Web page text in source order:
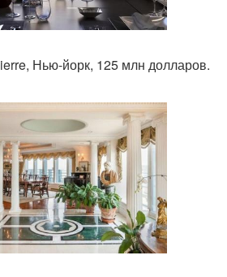
Нью-йорк, 125 млн долларов.